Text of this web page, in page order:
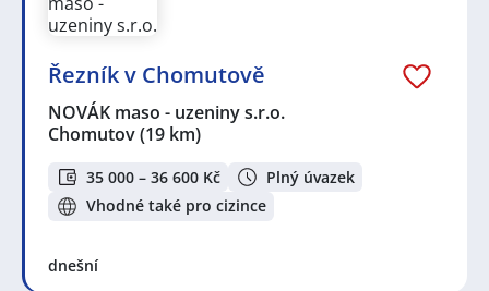
Řezník v Chomutově
NOVÁK maso - uzeniny s.r.o.
Chomutov(19 km)
35 000 – 36 600 Kč
Plný úvazek
Vhodné také pro cizince
dnešní